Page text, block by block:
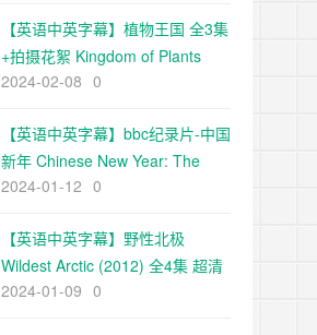
【英语中英字幕】植物王国 全3集
+拍摄花絮 Kingdom of Plants
with David Attenborough 高清
2024-02-08 0
【英语中英字幕】bbc纪录片-中国
新年 Chinese New Year: The
Biggest Celebration on Earth
2024-01-12 0
【英语中英字幕】野性北极
Wildest Arctic (2012) 全4集 超清
720P下载
2024-01-09 0